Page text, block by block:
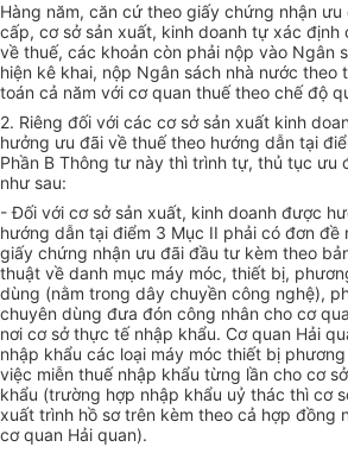
Hàng năm, căn cứ theo giấy chứng nhận
cấp, cơ sở sản xuất, kinh doanh tự xác
về thuế, các khoản còn phải nộp vào Ngân
hiện kê khai, nộp Ngân sách nhà nước
toán cả năm với cơ quan thuế theo chế độ
2. Riêng đối với các cơ sở sản xuất kinh
hưởng ưu đãi về thuế theo hướng dẫn tại
Phần B Thông tư này thì trình tự, thủ tục ưu
như sau:
- Đối với cơ sở sản xuất, kinh doanh được
hướng dẫn tại điểm 3 Mục II phải có đơn đề
giấy chứng nhận ưu đãi đầu tư kèm theo
thuật về danh mục máy móc, thiết bị,
dùng (nằm trong dây chuyền công nghệ),
chuyên dùng đưa đón công nhân cho cơ
nơi cơ sở thực tế nhập khẩu. Cơ quan Hải
nhập khẩu các loại máy móc thiết bị
việc miễn thuế nhập khẩu từng lần cho cơ
khẩu (trường hợp nhập khẩu uỷ thác thì cơ
xuất trình hồ sơ trên kèm theo cả hợp đồng
cơ quan Hải quan).